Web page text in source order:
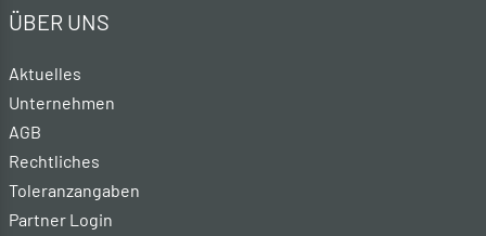
ÜBER UNS
Aktuelles
Unternehmen
AGB
Rechtliches
Toleranzangaben
Partner Login